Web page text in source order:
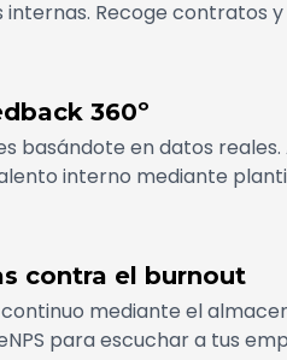
Recoge contratos
360º
basándote en datos
interno mediante
contra el burnout
mediante el
para escuchar a tus